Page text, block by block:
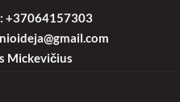
+37064157303
Mickevičius